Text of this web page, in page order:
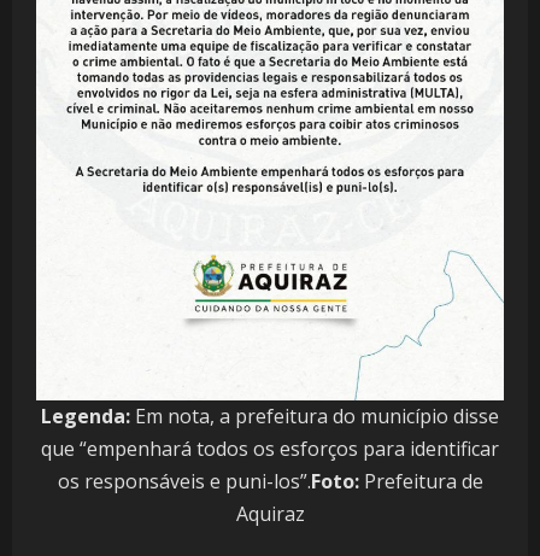
Legenda: Em nota, a prefeitura do município disse
que “empenhará todos os esforços para identificar
os responsáveis e puni-los”.Foto: Prefeitura de
Aquiraz